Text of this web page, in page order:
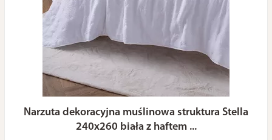
Narzuta dekoracyjna muślinowa struktura Stella
240x260 biała z haftem ...